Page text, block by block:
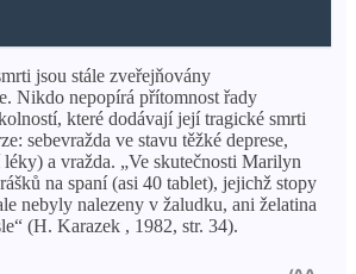
jsou stále zveřejňovány
Nikdo nepopírá přítomnost řady
které dodávají její tragické smrti
sebevražda ve stavu těžké deprese,
a vražda. „Ve skutečnosti Marilyn
na spaní (asi 40 tablet), jejichž stopy
nebyly nalezeny v žaludku, ani želatina
(H. Karazek , 1982, str. 34).